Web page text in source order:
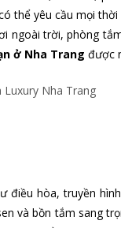
thể yêu cầu mọi
ngoài trời, phòng
ở Nha Trang được
điều hòa, truyền
và bồn tắm sang